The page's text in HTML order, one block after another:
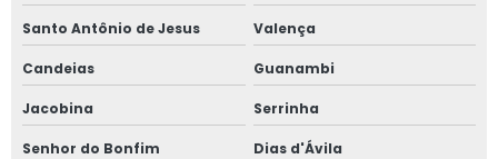
Santo Antônio de Jesus Valença
Candeias Guanambi
Jacobina Serrinha
Senhor do Bonfim Dias d'Ávila